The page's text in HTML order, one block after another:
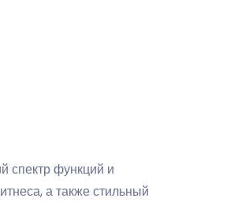
спектр функций и
а также стильный